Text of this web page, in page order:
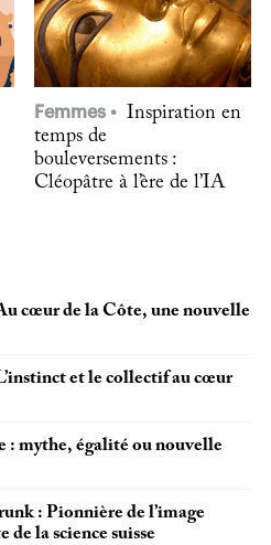
Femmes
Inspiration en
temps de
bouleversements :
Cléopâtre à l’ère de l’IA
cœur de la Côte, une nouvelle
et le collectif au cœur
: mythe, égalité ou nouvelle
: Pionnière de l’image
la science suisse